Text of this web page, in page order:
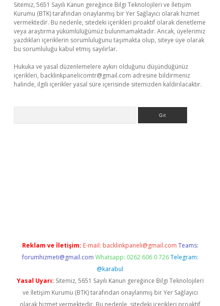
Sitemiz, 5651 Sayılı Kanun gereğince Bilgi Teknolojileri ve İletişim
Kurumu (BTK) tarafından onaylanmış bir Yer Sağlayıcı olarak hizmet
vermektedir. Bu nedenle, sitedeki içerikleri proaktif olarak denetleme
veya araştırma yükümlülüğümüz bulunmamaktadır. Ancak, üyelerimiz
yazdıkları içeriklerin sorumluluğunu taşımakta olup, siteye üye olarak
bu sorumluluğu kabul etmiş sayılırlar.
Hukuka ve yasal düzenlemelere aykırı olduğunu düşündüğünüz
içerikleri, backlinkpanelicomtr@gmail.com adresine bildirmeniz
halinde, ilgili içerikler yasal süre içerisinde sitemizden kaldırılacaktır.
Reklam ve İletişim: E-mail: backlinkpaneli@gmail.com Teams:
forumhizmeti@gmail.com Whatsapp: 0262 606 0 726 Telegram:
@karabul
Yasal Uyarı: Sitemiz, 5651 Sayılı Kanun gereğince Bilgi Teknolojileri
ve İletişim Kurumu (BTK) tarafından onaylanmış bir Yer Sağlayıcı
olarak hizmet vermektedir. Bu nedenle, sitedeki içerikleri proaktif